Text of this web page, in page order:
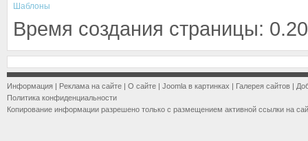
Шаблоны
Время создания страницы:
Информация | Реклама на сайте | О сайте | Joomla в картинках | Галерея сайтов |
Политика конфиденциальности
Копирование информации разрешено только с размещением активной ссылки на